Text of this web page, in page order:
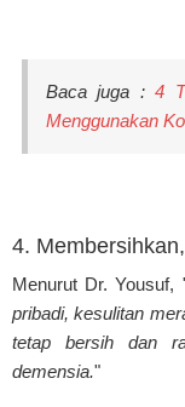
Baca juga :4
Menggunakan
4.
Menurut Dr. Yousuf,
pribadi, kesulitan
tetap bersih dan
demensia."